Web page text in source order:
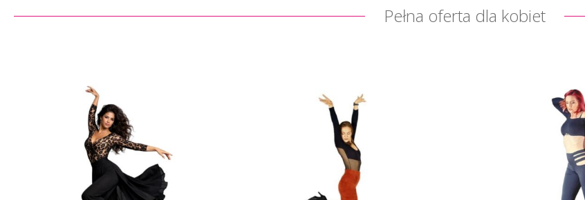
Pełna oferta dla kobiet